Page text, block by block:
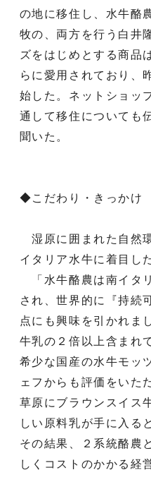
の地に移住し、水牛酪
牧の、両方を行う白井
ズをはじめとする商品
らに愛用されており、
始した。ネットショッ
通して移住についても
聞いた。
◆こだわり・きっかけ
湿原に囲まれた自然
イタリア水牛に着目し
「水牛酪農は南イタ
され、世界的に『持続
点にも興味を引かれま
牛乳の２倍以上含まれ
希少な国産の水牛モッ
ェフからも評価をいた
草原にブラウンスイス
しい原料乳が手に入る
その結果、２系統酪農
しくコストのかかる経